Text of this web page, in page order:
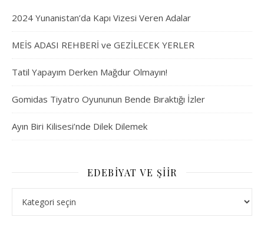
2024 Yunanistan’da Kapı Vizesi Veren Adalar
MEİS ADASI REHBERİ ve GEZİLECEK YERLER
Tatil Yapayım Derken Mağdur Olmayın!
Gomidas Tiyatro Oyununun Bende Bıraktığı İzler
Ayın Biri Kilisesi’nde Dilek Dilemek
EDEBIYAT VE ŞIIR